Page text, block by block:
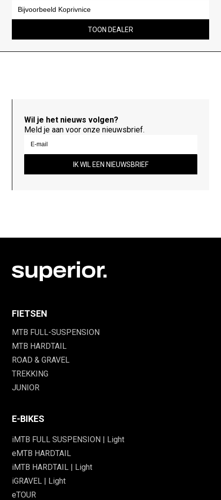
TOON DEALER
Wil je het nieuws volgen?
Meld je aan voor onze nieuwsbrief.
IK WIL EEN NIEUWSBRIEF
FIETSEN
MTB FULL-SUSPENSION
MTB HARDTAIL
ROAD & GRAVEL
TREKKING
JUNIOR
E-BIKES
iMTB FULL SUSPENSION | Light
eMTB HARDTAIL
iMTB HARDTAIL | Light
iGRAVEL | Light
eTOUR